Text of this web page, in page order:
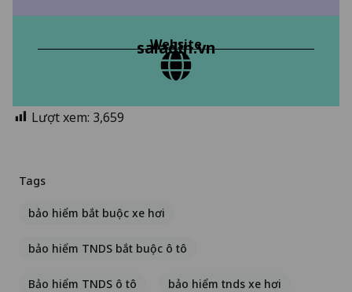
Website
saladin.vn
Lượt xem: 3,659
Tags
bảo hiểm bắt buộc xe hơi
bảo hiểm TNDS bắt buộc ô tô
Bảo hiểm TNDS ô tô bảo hiểm tnds xe hơi